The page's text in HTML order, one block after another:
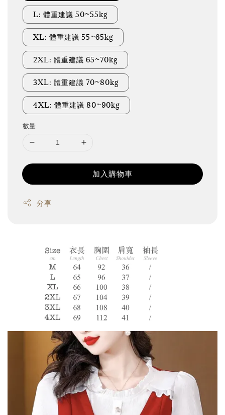
L: 體重建議 50~55kg
XL: 體重建議 55~65kg
2XL: 體重建議 65~70kg
3XL: 體重建議 70~80kg
4XL: 體重建議 80~90kg
數量
加入購物車
分享